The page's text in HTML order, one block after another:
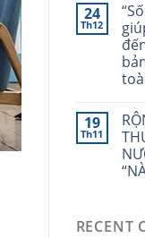
24
Th12
19
Th11
RECENT